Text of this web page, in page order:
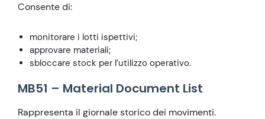
Consente di:
monitorare i lotti ispettivi;
approvare materiali;
sbloccare stock per l’utilizzo operativo.
MB51 – Material Document List
Rappresenta il giornale storico dei movimenti.